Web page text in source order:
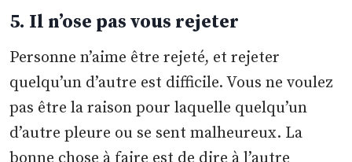
5. Il n’ose pas vous rejeter
Personne n’aime être rejeté, et rejeter
quelqu’un d’autre est difficile. Vous ne voulez
pas être la raison pour laquelle quelqu’un
d’autre pleure ou se sent malheureux. La